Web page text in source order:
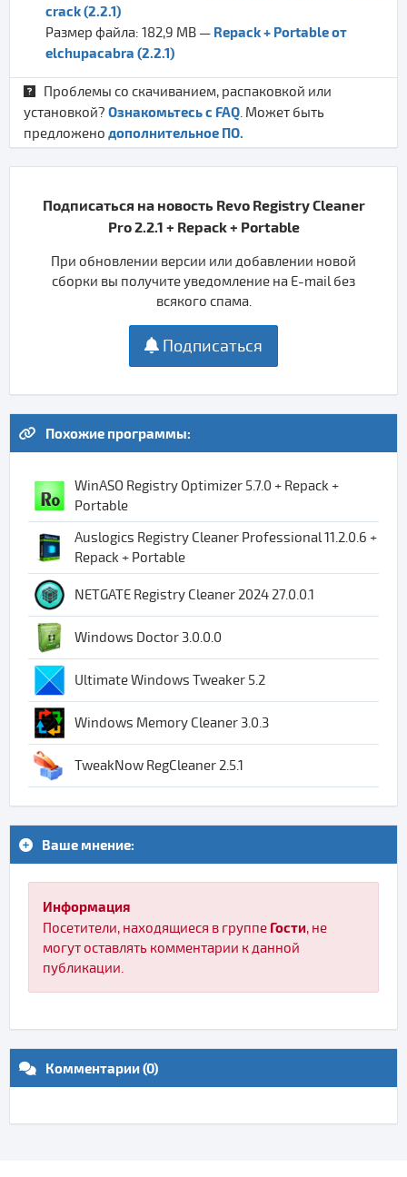
crack (2.2.1)
Размер файла: 182,9 MB — Repack + Portable от
elchupacabra (2.2.1)
Проблемы со скачиванием, распаковкой или
установкой? Ознакомьтесь с FAQ. Может быть
предложено дополнительное ПО.
Подписаться на новость Revo Registry Cleaner
Pro 2.2.1 + Repack + Portable
При обновлении версии или добавлении новой
сборки вы получите уведомление на E-mail без
всякого спама.
Подписаться
Похожие программы:
WinASO Registry Optimizer 5.7.0 + Repack +
Portable
Auslogics Registry Cleaner Professional 11.2.0.6 +
Repack + Portable
NETGATE Registry Cleaner 2024 27.0.0.1
Windows Doctor 3.0.0.0
Ultimate Windows Tweaker 5.2
Windows Memory Cleaner 3.0.3
TweakNow RegCleaner 2.5.1
Ваше мнение:
Информация
Посетители, находящиеся в группе Гости, не
могут оставлять комментарии к данной
публикации.
Комментарии (0)